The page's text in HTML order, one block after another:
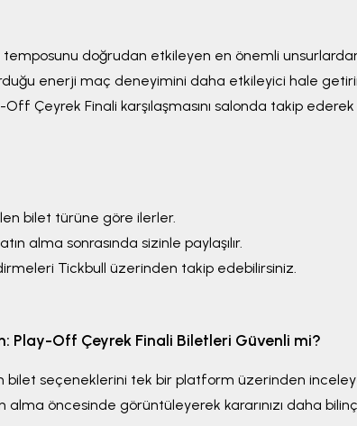
doğrudan etkileyen en önemli
enerji maç deneyimini daha etkileyici hale
Off Çeyrek Finali karşılaşmasını salonda takip
bilet türüne göre ilerler.
alma sonrasında sizinle paylaşılır.
Tickbull üzerinden takip edebilirsiniz.
Play-Off Çeyrek Finali Biletleri Güvenli mi?
bilet seçeneklerini tek bir platform üzerinden
öncesinde görüntüleyerek kararınızı daha